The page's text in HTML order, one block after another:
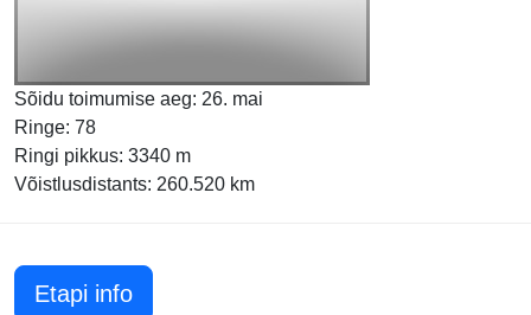
Sõidu toimumise aeg: 26. mai
Ringe: 78
Ringi pikkus: 3340 m
Võistlusdistants: 260.520 km
Etapi infoMonaco GP 2025